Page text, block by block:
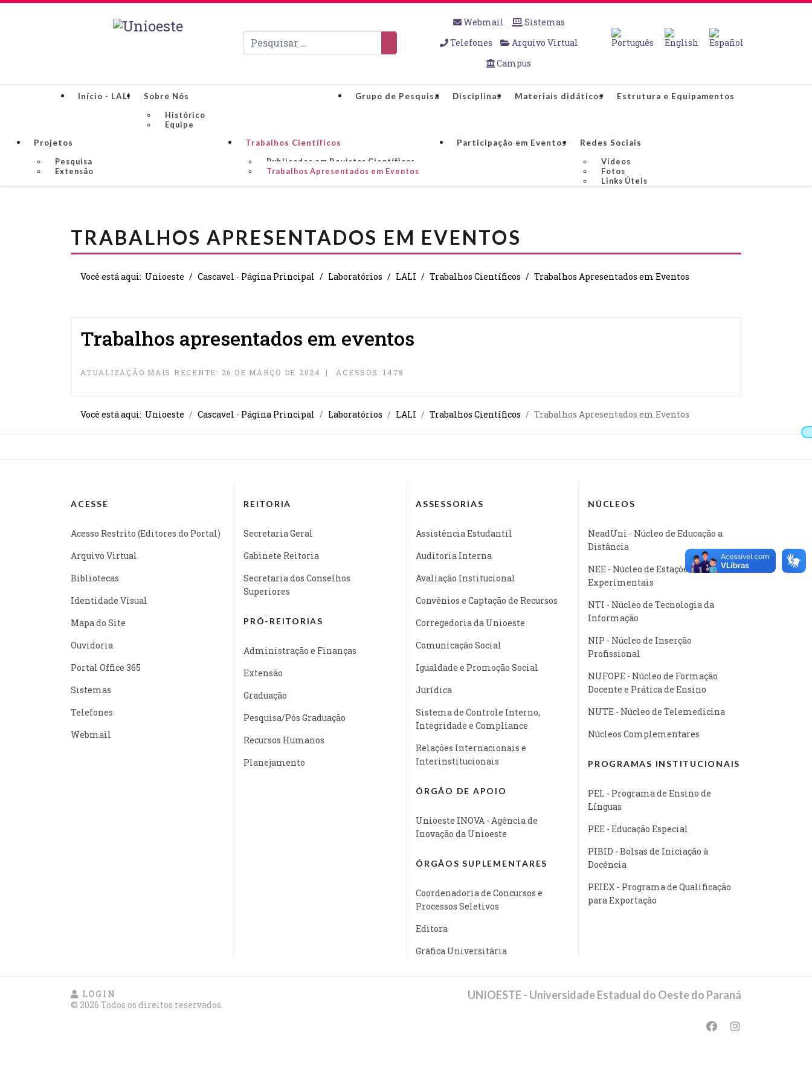
Pesquisar
Webmail
Sistemas
Telefones
Arquivo Virtual
Campus
Início - LALI
Sobre Nós
Histórico
Equipe
Grupo de Pesquisa Disciplinas Materiais didáticos Estrutura e Equipamentos
Projetos
Pesquisa
Extensão
Trabalhos Científicos
Publicados em Revistas Científicas
Trabalhos Apresentados em Eventos
Participação em Eventos
Redes Sociais
Vídeos
Fotos
Links Úteis
TRABALHOS APRESENTADOS EM EVENTOS
Você está aqui: Unioeste Cascavel - Página Principal Laboratórios LALI Trabalhos Científicos Trabalhos Apresentados em Eventos
Trabalhos apresentados em eventos
ATUALIZAÇÃO MAIS RECENTE: 26 DE MARÇO DE 2024 ACESSOS: 1478
Você está aqui: Unioeste Cascavel - Página Principal Laboratórios LALI Trabalhos Científicos Trabalhos Apresentados em Eventos
ACESSE
Acesso Restrito (Editores do Portal)
Arquivo Virtual
Bibliotecas
Identidade Visual
Mapa do Site
Ouvidoria
Portal Office 365
Sistemas
Telefones
Webmail
REITORIA
Secretaria Geral
Gabinete Reitoria
Secretaria dos Conselhos
Superiores
PRÓ-REITORIAS
Administração e Finanças
Extensão
Graduação
Pesquisa/Pós Graduação
Recursos Humanos
Planejamento
ASSESSORIAS
Assistência Estudantil
Auditoria Interna
Avaliação Institucional
Convênios e Captação de Recursos
Corregedoria da Unioeste
Comunicação Social
Igualdade e Promoção Social
Jurídica
Sistema de Controle Interno,
Integridade e Compliance
Relações Internacionais e
Interinstitucionais
ÓRGÃO DE APOIO
Unioeste INOVA - Agência de
Inovação da Unioeste
ÓRGÃOS SUPLEMENTARES
Coordenadoria de Concursos e
Processos Seletivos
Editora
Gráfica Universitária
NÚCLEOS
NeadUni - Núcleo de Educação a
Distância
NEE - Núcleo de Estações
Experimentais
NTI - Núcleo de Tecnologia da
Informação
NIP - Núcleo de Inserção
Profissional
NUFOPE - Núcleo de Formação
Docente e Prática de Ensino
NUTE - Núcleo de Telemedicina
Núcleos Complementares
PROGRAMAS INSTITUCIONAIS
PEL - Programa de Ensino de
Línguas
PEE - Educação Especial
PIBID - Bolsas de Iniciação à
Docência
PEIEX - Programa de Qualificação
para Exportação
LOGIN
© 2026 Todos os direitos reservados.
UNIOESTE - Universidade Estadual do Oeste do Paraná